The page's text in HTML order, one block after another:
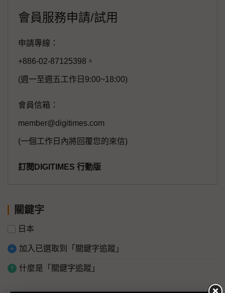
會員服務申請/試用
申請專線：
+886-02-87125398。
(週一至週五工作日9:00~18:00)
會員信箱：
member@digitimes.com
(一個工作日內將回覆您的來信)
訂閱DIGITIMES 行動版
關鍵字
日本
加入已選取到「關鍵字追蹤」
什麼是「關鍵字追蹤」